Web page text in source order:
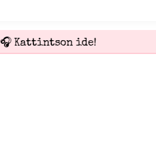
🎧 Kattintson ide!